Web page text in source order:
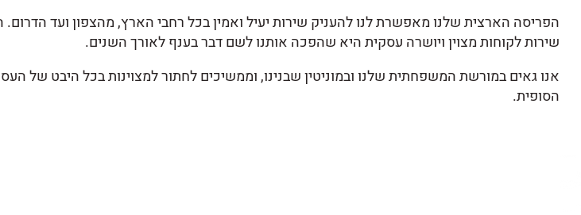
הפריסה הארצית שלנו מאפשרת לנו להעניק שירות יעיל ואמין בכל רחבי הארץ, מהצפון ועד
שירות לקוחות מצוין ויושרה עסקית היא שהפכה אותנו לשם דבר בענף לאורך השנים.
אנו גאים במורשת המשפחתית שלנו ובמוניטין שבנינו, וממשיכים לחתור למצוינות בכל היבט של
הסופית.